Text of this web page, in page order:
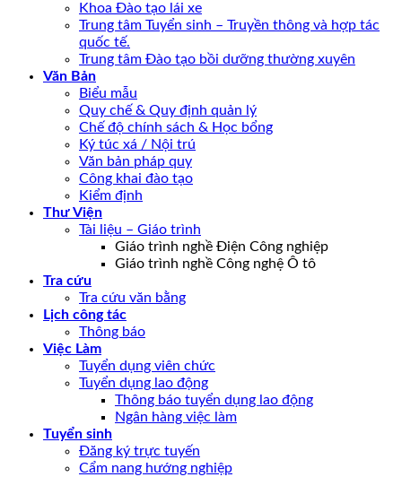
Khoa Đào tạo lái xe
Trung tâm Tuyển sinh – Truyền thông và hợp tác
quốc tế.
Trung tâm Đào tạo bồi dưỡng thường xuyên
Văn Bản
Biểu mẫu
Quy chế & Quy định quản lý
Chế độ chính sách & Học bổng
Ký túc xá / Nội trú
Văn bản pháp quy
Công khai đào tạo
Kiểm định
Thư Viện
Tài liệu – Giáo trình
Giáo trình nghề Điện Công nghiệp
Giáo trình nghề Công nghệ Ô tô
Tra cứu
Tra cứu văn bằng
Lịch công tác
Thông báo
Việc Làm
Tuyển dụng viên chức
Tuyển dụng lao động
Thông báo tuyển dụng lao động
Ngân hàng việc làm
Tuyển sinh
Đăng ký trực tuyến
Cẩm nang hướng nghiệp